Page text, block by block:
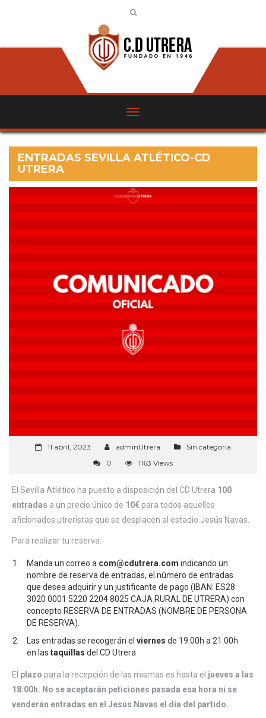
ENTRADAS SEVILLA ATLÉTICO-CD
UTRERA
11 abril, 2023 adminUtrera
Sin categoría
0
1163 Views
El Sevilla Atlético ha puesto a disposición del CD Utrera 100
entradas a un precio único de 10€para todos aquellos
aficionados utreristas que se desplacen al estadio Jesús Navas.
Para realizar tu reserva:
Manda un correo a com@cdutrera.com indicando un
nombre de reserva de entradas, el número de entradas
que desea adquirir y un justificante de pago (IBAN: ES28
3020 0001 5220 2204 8025 CAJA RURAL DE UTRERA) con
concepto RESERVA DE ENTRADAS (NOMBRE DE PERSONA
DE RESERVA).
Las entradas se recogerán el viernes de 19:00h a 21:00h
en las taquillas del CD Utrera
El plazo para la recepción de las mismas es hasta el jueves a las
18:00h. No se aceptarán peticiones pasada esa hora ni se
venderán entradas en el Jesús Navas el día del partido.